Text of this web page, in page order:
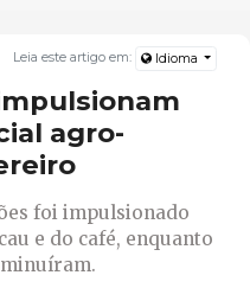
Leia este artigo em: Idioma
agro-
foi impulsionado
e do café, enquanto